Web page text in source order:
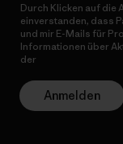
Durch Klicken auf die
einverstanden, dass
und mir E-Mails für
Informationen über
der
Anmelden